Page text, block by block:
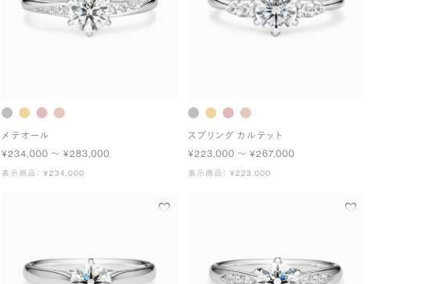
メテオール
¥234,000 〜 ¥283,000
表示商品： ¥234,000
スプリング カルテット
¥223,000 〜 ¥267,000
表示商品： ¥223,000